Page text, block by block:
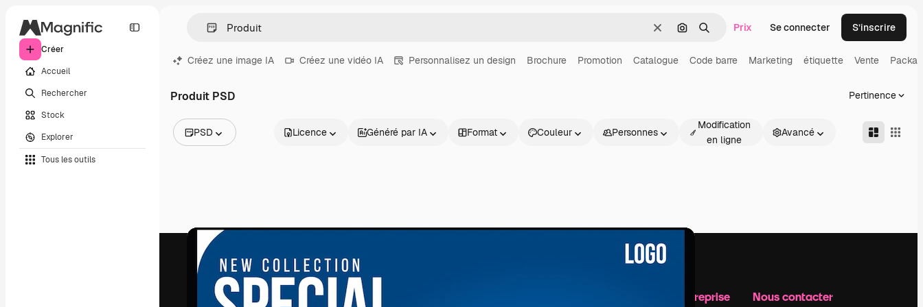
Créer
Accueil
Rechercher
Stock
Explorer
Tous les outils
EffacerRechercher par image
Rechercher
Prix Se connecter S’inscrire
Créez une image IA Créez une vidéo IA Personnalisez un design Brochure Promotion Catalogue Code barre Marketing étiquette Vente
Produit PSD Pertinence
PSD
Vidéos
Clips de vidéo
Graphiques animés
Templates vidéos
Modèles 3D
Licence Généré par IA Format Couleur Personnes
Modification
en ligne
Avancé
Notre entreprise Nous contacter